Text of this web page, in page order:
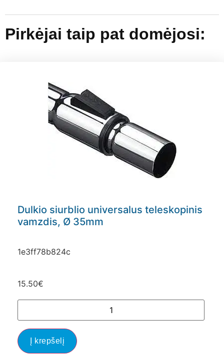
Pirkėjai taip pat domėjosi:
Dulkio siurblio universalus teleskopinis
vamzdis, Ø 35mm
1e3ff78b824c
15.50€
Į krepšelį